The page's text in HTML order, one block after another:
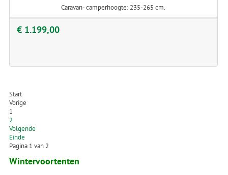
Caravan- camperhoogte: 235-265 cm.
€ 1.199,00
Start
Vorige
1
2
Volgende
Einde
Pagina 1 van 2
Wintervoortenten